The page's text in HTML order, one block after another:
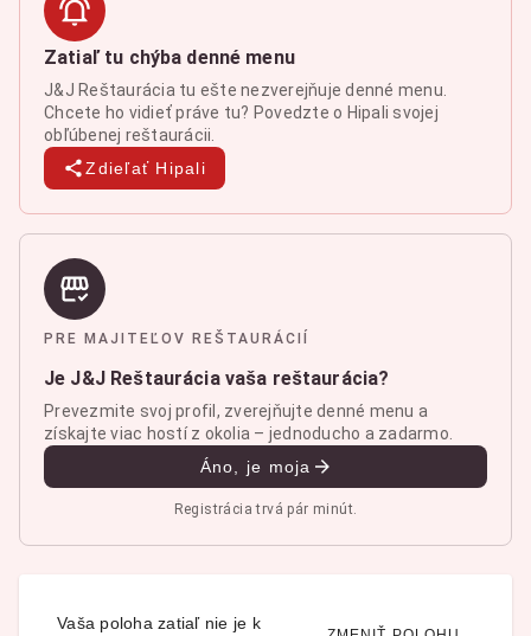
Zatiaľ tu chýba denné menu
J&J Reštaurácia tu ešte nezverejňuje denné menu.
Chcete ho vidieť práve tu? Povedzte o Hipali svojej
obľúbenej reštaurácii.
Zdieľať Hipali
PRE MAJITEĽOV REŠTAURÁCIÍ
Je J&J Reštaurácia vaša reštaurácia?
Prevezmite svoj profil, zverejňujte denné menu a
získajte viac hostí z okolia – jednoducho a zadarmo.
Áno, je moja
Registrácia trvá pár minút.
Vaša poloha zatiaľ nie je k